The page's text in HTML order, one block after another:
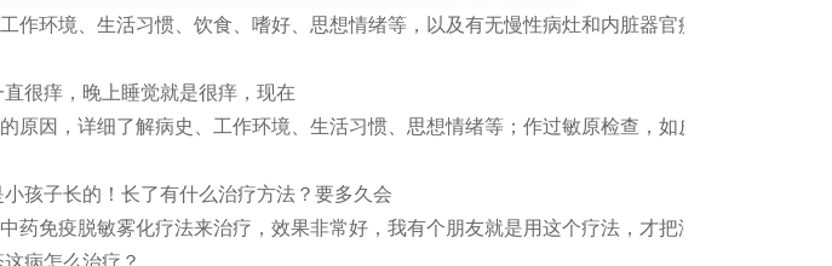
作环境、生活习惯、饮食、嗜好、思想情绪等，以及有无慢性病灶和内脏器官疾病。内用疗
很痒，晚上睡觉就是很痒，现在
原因，详细了解病史、工作环境、生活习惯、思想情绪等；作过敏原检查，如皮肤点刺试验
孩子长的！长了有什么治疗方法？要多久会
药免疫脱敏雾化疗法来治疗，效果非常好，我有个朋友就是用这个疗法，才把湿疹治好的！
病怎么治疗？